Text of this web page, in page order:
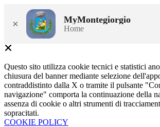
× MyMontegiorgio
Home
Questo sito utilizza cookie tecnici e statistici
chiusura del banner mediante selezione
contraddistinto dalla X o tramite il pulsante
navigazione" comporta la continuazione della
assenza di cookie o altri strumenti di
sopracitati.
COOKIE POLICY